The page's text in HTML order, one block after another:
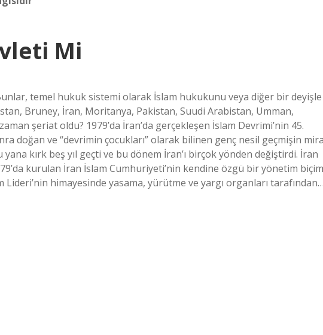
Mi
temel hukuk sistemi olarak İslam hukukunu veya diğer bir deyişle
Bruney, İran, Moritanya, Pakistan, Suudi Arabistan, Umman,
şeriat oldu? 1979’da İran’da gerçekleşen İslam Devrimi’nin 45.
doğan ve “devrimin çocukları” olarak bilinen genç nesil geçmişin
yana kırk beş yıl geçti ve bu dönem İran’ı birçok yönden değiştirdi. İran
kurulan İran İslam Cumhuriyeti’nin kendine özgü bir yönetim
Lideri’nin himayesinde yasama, yürütme ve yargı organları tarafından…